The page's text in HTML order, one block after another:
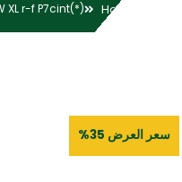
Home
XL r-f P7cint(*)
سعر العرض 35%